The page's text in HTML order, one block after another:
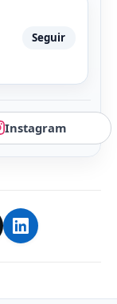
Seguir
Instagram